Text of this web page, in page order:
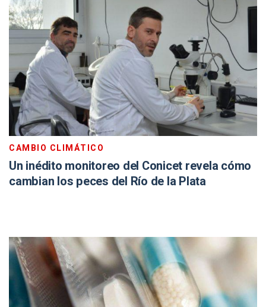
CAMBIO CLIMÁTICO
Un inédito monitoreo del Conicet revela cómo
cambian los peces del Río de la Plata